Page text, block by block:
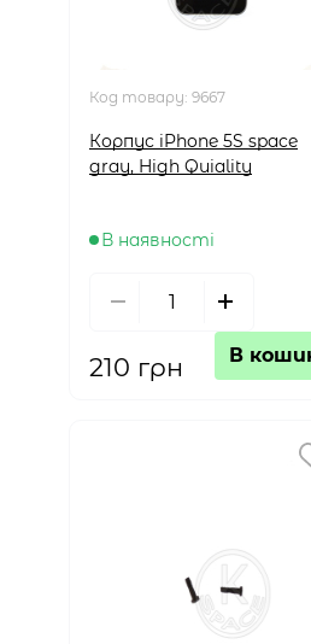
Код товару: 9667
Корпус iPhone 5S space
gray, High Quiality
В наявності
210 грн В